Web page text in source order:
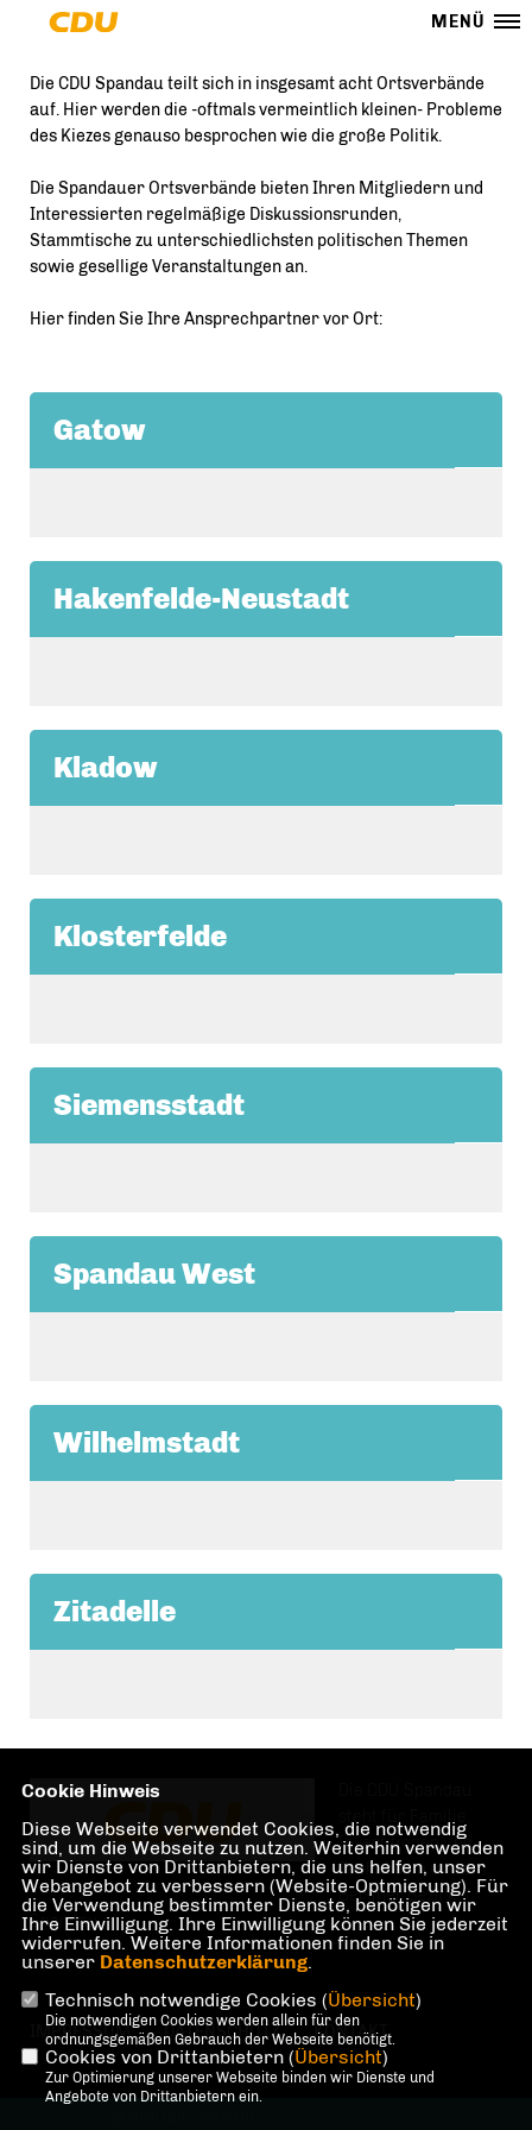
MENÜ
Die CDU Spandau teilt sich in insgesamt acht Ortsverbände
auf. Hier werden die -oftmals vermeintlich kleinen- Probleme
des Kiezes genauso besprochen wie die große Politik.
Die Spandauer Ortsverbände bieten Ihren Mitgliedern und
Interessierten regelmäßige Diskussionsrunden,
Stammtische zu unterschiedlichsten politischen Themen
sowie gesellige Veranstaltungen an.
Hier finden Sie Ihre Ansprechpartner vor Ort:
Gatow
Hakenfelde-Neustadt
Kladow
Klosterfelde
Siemensstadt
Spandau West
Wilhelmstadt
Zitadelle
Investitionen und
Teilhabe im und am
Berliner Bezirk
Spandau.
IMPRESSUM DATENSCHUTZ KONTAKT
Cookie Hinweis
Diese Webseite verwendet Cookies, die notwendig
sind, um die Webseite zu nutzen. Weiterhin verwenden
wir Dienste von Drittanbietern, die uns helfen, unser
Webangebot zu verbessern (Website-Optmierung). Für
die Verwendung bestimmter Dienste, benötigen wir
Ihre Einwilligung. Ihre Einwilligung können Sie jederzeit
widerrufen. Weitere Informationen finden Sie in
unserer Datenschutzerklärung.
Technisch notwendige Cookies (Übersicht)
Die notwendigen Cookies werden allein für den
ordnungsgemäßen Gebrauch der Webseite benötigt.
Cookies von Drittanbietern (Übersicht)
Zur Optimierung unserer Webseite binden wir Dienste und
Angebote von Drittanbietern ein.